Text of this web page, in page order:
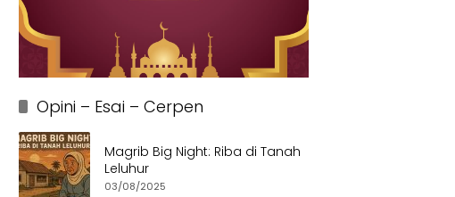
Opini – Esai – Cerpen
Magrib Big Night: Riba di Tanah
Leluhur
03/08/2025